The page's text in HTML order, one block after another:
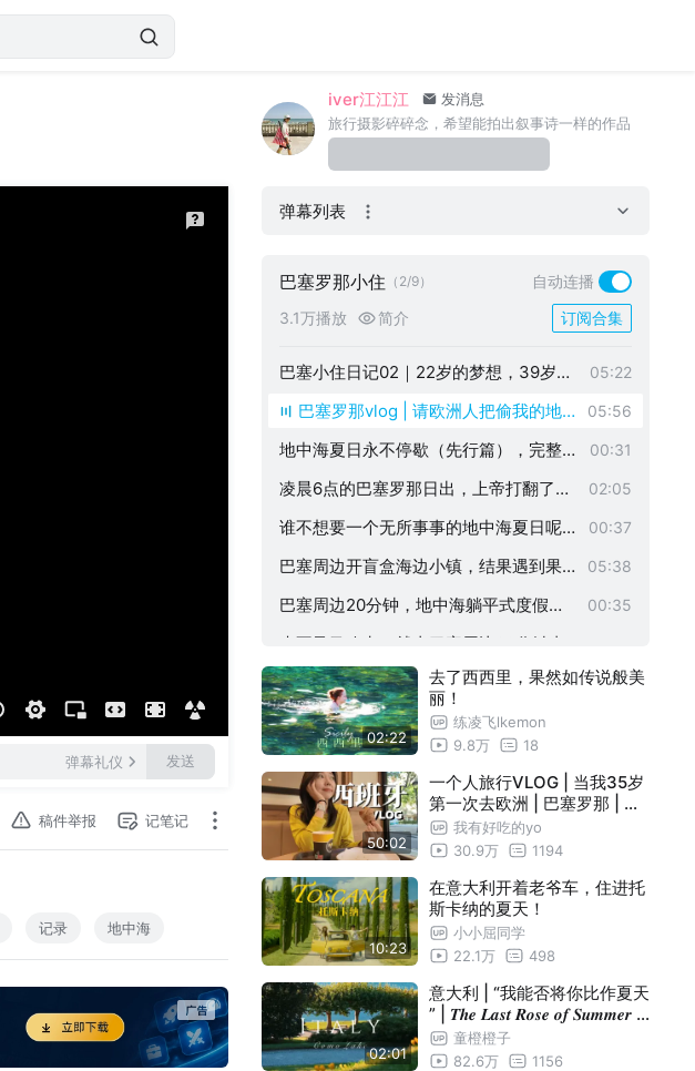
弹幕礼仪 发送
稿件举报 记笔记
记录 地中海
iver江江江
发消息
旅行摄影碎碎念，希望能拍出叙事诗一样的作品
弹幕列表
巴塞罗那小住 （2/9）
自动连播
3.1万播放
简介 订阅合集
巴塞小住日记02｜22岁的梦想，39岁才
抵达，也不晚
05:22
巴塞罗那vlog | 请欧洲人把偷我的地
中海人生还给我
05:56
地中海夏日永不停歇（先行篇），完整版
还在制作中
00:31
凌晨6点的巴塞罗那日出，上帝打翻了调
色盘｜送给你
02:05
谁不想要一个无所事事的地中海夏日呢
，真羡慕这些巴塞罗那人
00:37
巴塞周边开盲盒海边小镇，结果遇到果
冻海超级出片
05:38
巴塞周边20分钟，地中海躺平式度假开
始
00:35
来不及马略卡，就去巴塞周边20分钟直
达清透海边吧
巴塞周边小镇3锡切斯｜地中海+彩虹旗=
快乐加倍
07:32
02:22
去了西西里，果然如传说般美
丽！
练凌飞lkemon
9.8万
18
50:02
一个人旅行VLOG | 当我35岁
第一次去欧洲 | 巴塞罗那 | 朝
圣之路我有好吃的yo
30.9万
1194
10:23
在意大利开着老爷车，住进托
斯卡纳的夏天！
小小屈同学
22.1万
498
02:01
意大利 | “我能否将你比作夏天
” | 𝑻𝒉𝒆 𝑳𝒂𝒔𝒕 𝑹𝒐𝒔𝒆 𝒐𝒇 𝑺𝒖𝒎𝒎𝒆𝒓 |
科莫湖 | 治愈电影感旅拍
童橙橙子
82.6万
1156